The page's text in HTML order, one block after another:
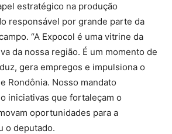
estratégico na produção
responsável por grande parte da
“A Expocol é uma vitrine da
da nossa região. É um momento de
gera empregos e impulsiona o
Rondônia. Nosso mandato
iniciativas que fortaleçam o
oportunidades para a
o deputado.